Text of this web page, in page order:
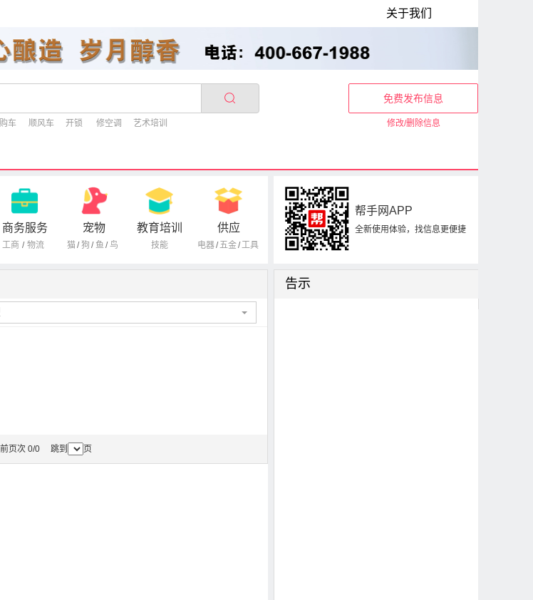
关于我们
车 顺风车 开锁 修空调 艺术培训
免费发布信息
修改/删除信息
商务服务
工商 / 物流
宠物
猫/ 狗 / 鱼 / 鸟
教育培训
技能
供应
电器/五金/工具
帮手网APP
全新使用体验，找信息更便捷
前页次 0/0 跳到 页
告示